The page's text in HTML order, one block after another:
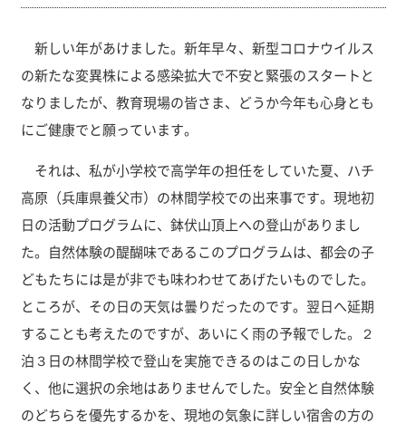
新しい年があけました。新年早々、新型コロナウイルス
の新たな変異株による感染拡大で不安と緊張のスタートと
なりましたが、教育現場の皆さま、どうか今年も心身とも
にご健康でと願っています。
それは、私が小学校で高学年の担任をしていた夏、ハチ
高原（兵庫県養父市）の林間学校での出来事です。現地初
日の活動プログラムに、鉢伏山頂上への登山がありまし
た。自然体験の醍醐味であるこのプログラムは、都会の子
どもたちには是が非でも味わわせてあげたいものでした。
ところが、その日の天気は曇りだったのです。翌日へ延期
することも考えたのですが、あいにく雨の予報でした。２
泊３日の林間学校で登山を実施できるのはこの日しかな
く、他に選択の余地はありませんでした。安全と自然体験
のどちらを優先するかを、現地の気象に詳しい宿舎の方の